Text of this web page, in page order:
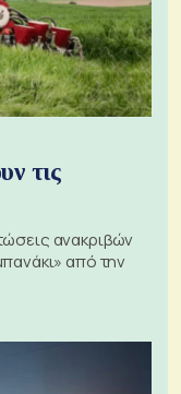
τις
ανακριβών
από την